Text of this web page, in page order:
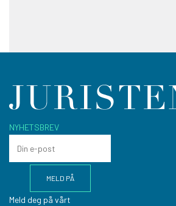
NYHETSBREV
Meld deg på vårt